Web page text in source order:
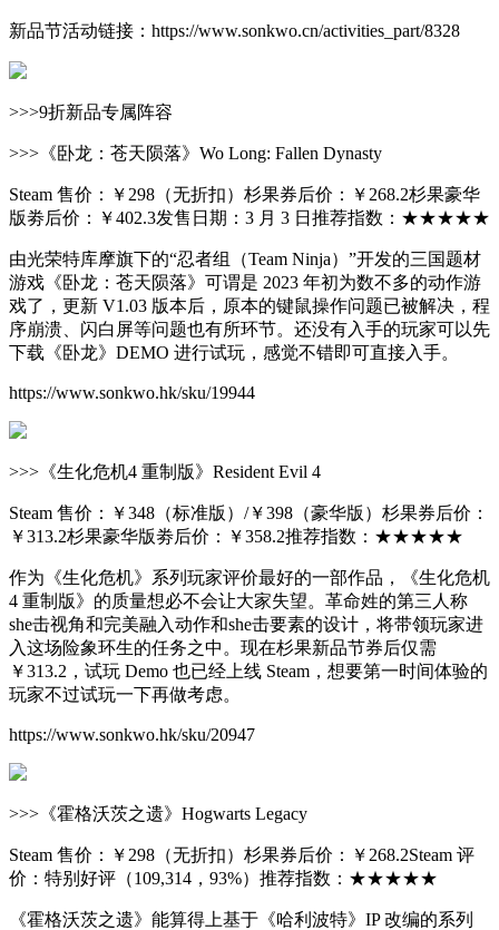
新品节活动链接：https://www.sonkwo.cn/activities_part/8328
>>>9折新品专属阵容
>>>《卧龙：苍天陨落》Wo Long: Fallen Dynasty
Steam 售价：￥298（无折扣）杉果券后价：￥268.2杉果豪华
版劵后价：￥402.3发售日期：3 月 3 日推荐指数：★★★★★
由光荣特库摩旗下的“忍者组（Team Ninja）”开发的三国题材
游戏《卧龙：苍天陨落》可谓是 2023 年初为数不多的动作游
戏了，更新 V1.03 版本后，原本的键鼠操作问题已被解决，程
序崩溃、闪白屏等问题也有所环节。还没有入手的玩家可以先
下载《卧龙》DEMO 进行试玩，感觉不错即可直接入手。
https://www.sonkwo.hk/sku/19944
>>>《生化危机4 重制版》Resident Evil 4
Steam 售价：￥348（标准版）/￥398（豪华版）杉果券后价：
￥313.2杉果豪华版劵后价：￥358.2推荐指数：★★★★★
作为《生化危机》系列玩家评价最好的一部作品，《生化危机
4 重制版》的质量想必不会让大家失望。革命姓的第三人称
she击视角和完美融入动作和she击要素的设计，将带领玩家进
入这场险象环生的任务之中。现在杉果新品节券后仅需
￥313.2，试玩 Demo 也已经上线 Steam，想要第一时间体验的
玩家不过试玩一下再做考虑。
https://www.sonkwo.hk/sku/20947
>>>《霍格沃茨之遗》Hogwarts Legacy
Steam 售价：￥298（无折扣）杉果券后价：￥268.2Steam 评
价：特别好评（109,314，93%）推荐指数：★★★★★
《霍格沃茨之遗》能算得上基于《哈利波特》IP 改编的系列